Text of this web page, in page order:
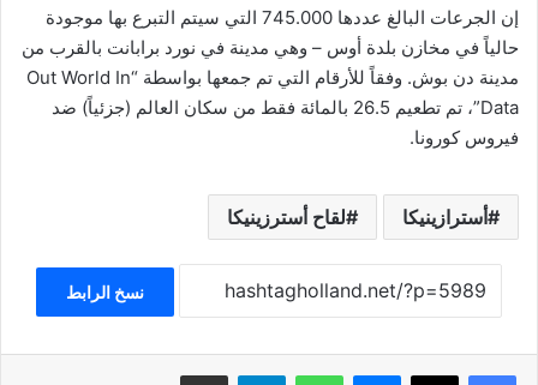
إن الجرعات البالغ عددها 745.000 التي سيتم التبرع بها موجودة
حالياً في مخازن بلدة أوس – وهي مدينة في نورد برابانت بالقرب من
مدينة دن بوش. وفقاً للأرقام التي تم جمعها بواسطة “Out World In
Data”، تم تطعيم 26.5 بالمائة فقط من سكان العالم (جزئياً) ضد
فيروس كورونا.
أسترازينيكا لقاح أسترزينيكا
نسخ الرابط
فيسبوك ‫X ماسنجر واتساب تيلقرام مشاركة عبر البريد